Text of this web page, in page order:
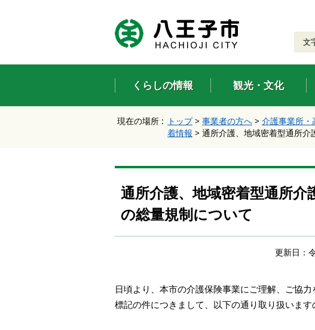
ン
タ
ー
キ
ナ
ビ
ョ
を
キ
プ
文
へ
移
文
くらしの情報 観光・文化
現在の場所 : トップ> 事業者の方へ > 介護事業所・
着情報 > 通所介護、地域密着型通所介
通所介護、地域密着型通所
の総量規制について
更新日：
日頃より、本市の介護保険事業にご理解、ご協力
標記の件につきまして、以下の通り取り扱います